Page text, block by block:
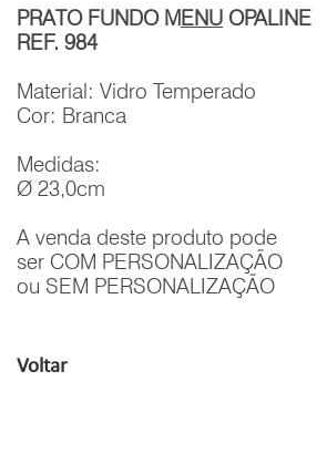
PRATO FUNDO MENU OPALINE
REF. 984
Material: Vidro Temperado
Cor: Branca
Medidas:
Ø 23,0cm
A venda deste produto pode
ser COM PERSONALIZAÇÃO
ou SEM PERSONALIZAÇÃO
Voltar